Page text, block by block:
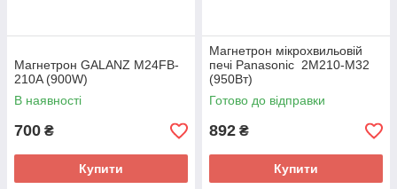
Магнетрон GALANZ M24FB-
210A (900W)
В наявності
700 ₴
Купити
Магнетрон мікрохвильовій
печі Panasonic 2M210-M32
(950Вт)
Готово до відправки
892 ₴
Купити